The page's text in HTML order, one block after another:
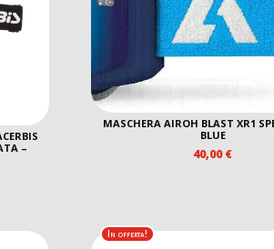
–
MASCHERA AIROH BLAST XR1
BLUE
40,00€
In offerta!